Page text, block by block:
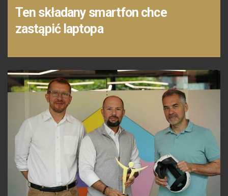
Ten składany smartfon chce
zastąpić laptopa